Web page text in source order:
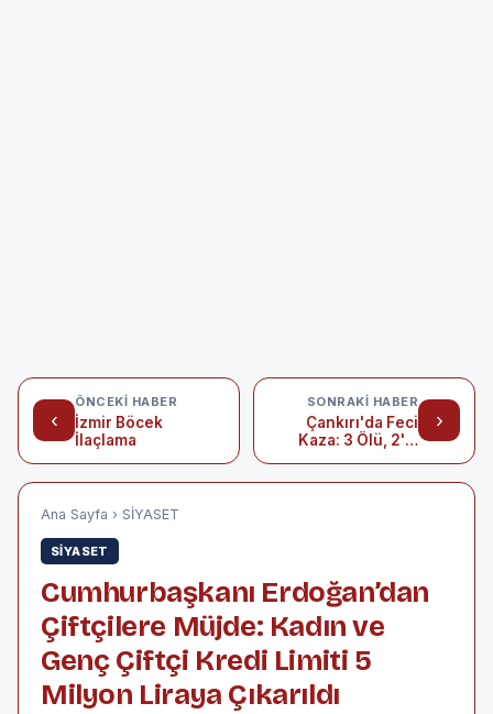
‹
ÖNCEKI HABER
İzmir Böcek
İlaçlama
›
SONRAKI HABER
Çankırı'da Feci
Kaza: 3 Ölü, 2'si
Ana Sayfa › SİYASET
SİYASET
Cumhurbaşkanı Erdoğan’dan
Çiftçilere Müjde: Kadın ve
Genç Çiftçi Kredi Limiti 5
Milyon Liraya Çıkarıldı